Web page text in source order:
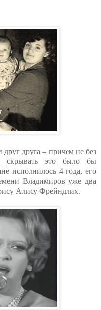
друга – причем не без
скрывать это было бы
исполнилось 4 года, его
Владимиров уже два
Алису Фрейндлих.